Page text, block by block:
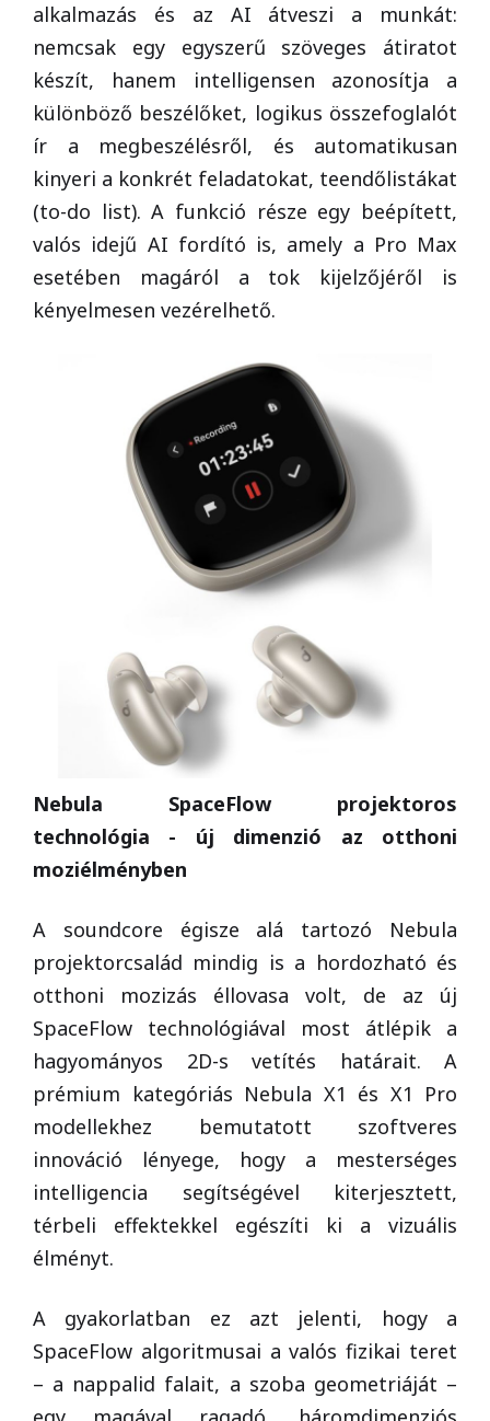
alkalmazás és az AI átveszi a munkát:
nemcsak egy egyszerű szöveges átiratot
készít, hanem intelligensen azonosítja a
különböző beszélőket, logikus összefoglalót
ír a megbeszélésről, és automatikusan
kinyeri a konkrét feladatokat, teendőlistákat
(to-do list). A funkció része egy beépített,
valós idejű AI fordító is, amely a Pro Max
esetében magáról a tok kijelzőjéről is
kényelmesen vezérelhető.
Nebula SpaceFlow projektoros
technológia - új dimenzió az otthoni
moziélményben
A soundcore égisze alá tartozó Nebula
projektorcsalád mindig is a hordozható és
otthoni mozizás éllovasa volt, de az új
SpaceFlow technológiával most átlépik a
hagyományos 2D-s vetítés határait. A
prémium kategóriás Nebula X1 és X1 Pro
modellekhez bemutatott szoftveres
innováció lényege, hogy a mesterséges
intelligencia segítségével kiterjesztett,
térbeli effektekkel egészíti ki a vizuális
élményt.
A gyakorlatban ez azt jelenti, hogy a
SpaceFlow algoritmusai a valós fizikai teret
– a nappalid falait, a szoba geometriáját –